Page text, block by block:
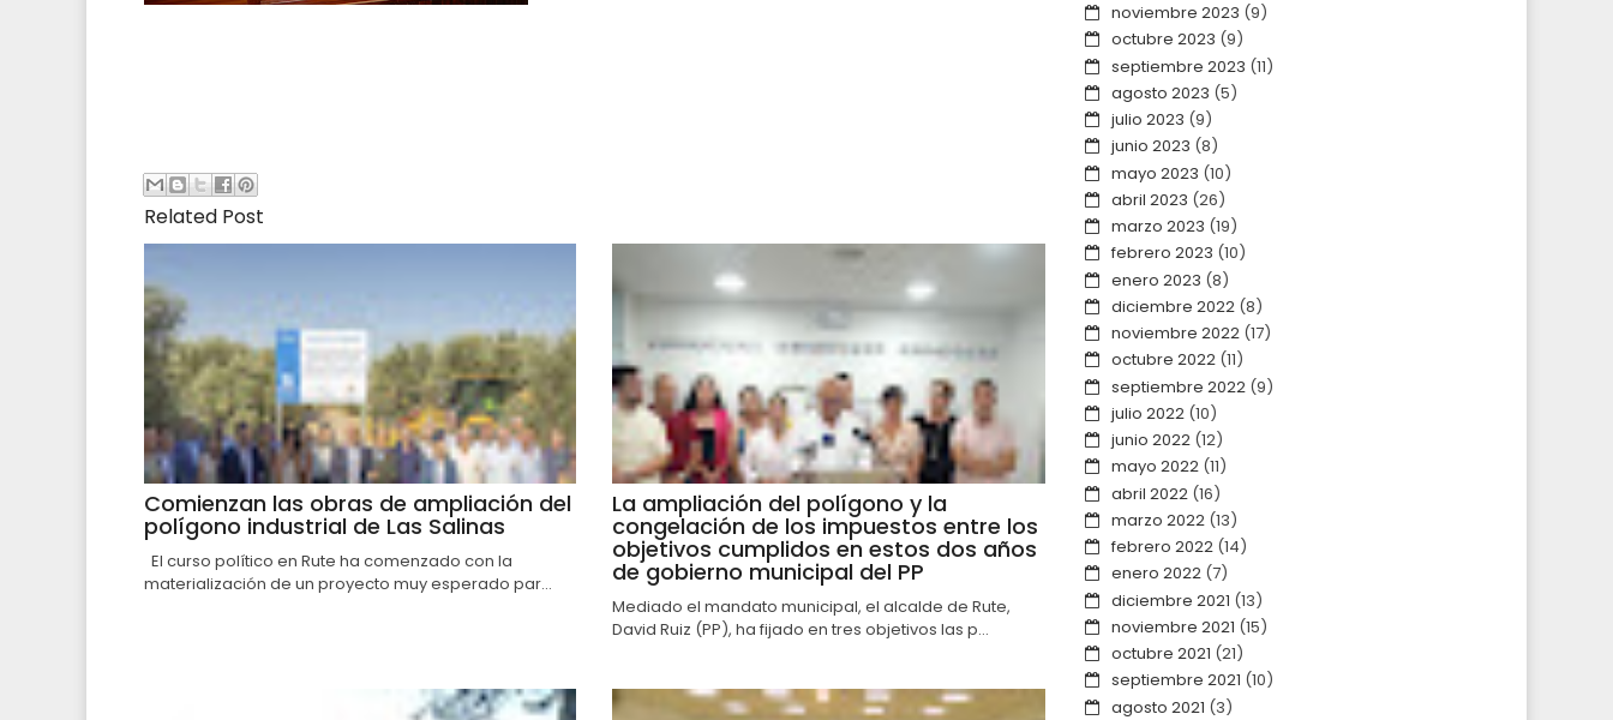
Related Post
Comienzan las obras de ampliación del
polígono industrial de Las Salinas
El curso político en Rute ha comenzado con la
materialización de un proyecto muy esperado par...
La ampliación del polígono y la
congelación de los impuestos entre los
objetivos cumplidos en estos dos años
de gobierno municipal del PP
Mediado el mandato municipal, el alcalde de Rute,
David Ruiz (PP), ha fijado en tres objetivos las p...
noviembre 2023 (9)
octubre 2023 (9)
septiembre 2023 (11)
agosto 2023 (5)
julio 2023 (9)
junio 2023 (8)
mayo 2023 (10)
abril 2023 (26)
marzo 2023 (19)
febrero 2023 (10)
enero 2023 (8)
diciembre 2022(8)
noviembre 2022(17)
octubre 2022(11)
septiembre 2022(9)
julio 2022(10)
junio 2022(12)
mayo 2022(11)
abril 2022(16)
marzo 2022(13)
febrero 2022(14)
enero 2022(7)
diciembre 2021 (13)
noviembre 2021 (15)
octubre 2021 (21)
septiembre 2021 (10)
agosto 2021 (3)